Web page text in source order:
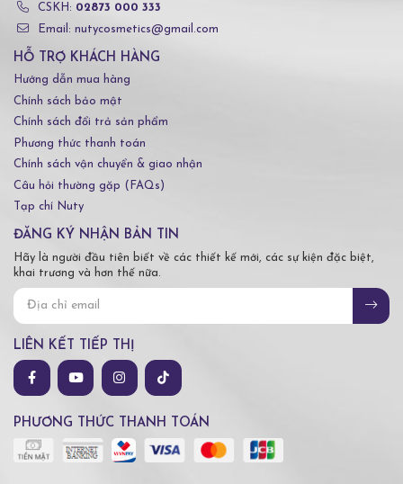
CSKH: 02873 000 333
Email: nutycosmetics@gmail.com
HỖ TRỢ KHÁCH HÀNG
Hướng dẫn mua hàng
Chính sách bảo mật
Chính sách đổi trả sản phẩm
Phương thức thanh toán
Chính sách vận chuyển & giao nhận
Câu hỏi thường gặp (FAQs)
Tạp chí Nuty
ĐĂNG KÝ NHẬN BẢN TIN
Hãy là người đầu tiên biết về các thiết kế mới, các sự kiện đặc biệt,
khai trương và hơn thế nữa.
LIÊN KẾT TIẾP THỊ
PHƯƠNG THỨC THANH TOÁN